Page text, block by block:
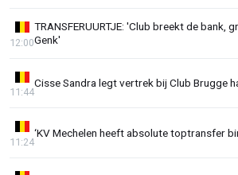
TRANSFERUURTJE: 'Club breekt de bank,
Genk'
12:00
Cisse Sandra legt vertrek bij Club Brugge
11:44
‘KV Mechelen heeft absolute toptransfer
11:24